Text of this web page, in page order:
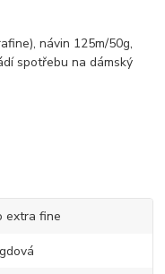
návin 125m/50g,
spotřebu na dámský
extra fine